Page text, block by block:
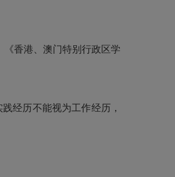
香港、澳门特别行政区学
经历不能视为工作经历，